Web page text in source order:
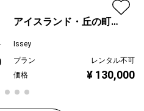
アイスランド・丘の町並
Issey
プラン
レンタル不可
価格
¥ 130,000